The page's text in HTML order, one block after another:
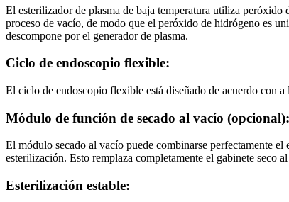
El esterilizador de plasma de baja temperatura utiliza
proceso de vacío, de modo que el peróxido de hidrógeno es
descompone por el generador de plasma.
Ciclo de endoscopio flexible:
El ciclo de endoscopio flexible está diseñado de acuerdo con
Módulo de función de secado al vacío (opcional):
El módulo secado al vacío puede combinarse perfectamente
esterilización. Esto remplaza completamente el gabinete seco
Esterilización estable: